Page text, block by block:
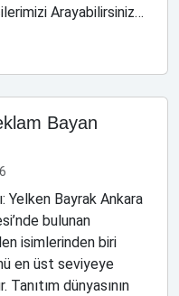
Arayabilirsiniz…
Bayan
Yelken Bayrak Ankara
bulunan
isimlerinden biri
en üst seviyeye
dünyasının